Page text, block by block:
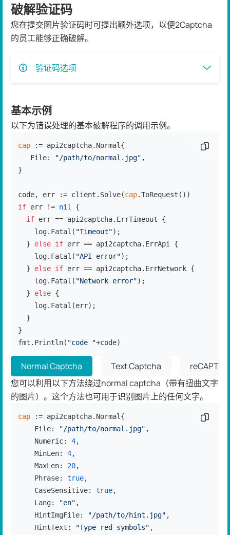
破解验证码
您在提交图片验证码时可提出额外选项，以便2Captcha
的员工能够正确破解。
验证码选项
基本示例
以下为错误处理的基本破解程序的调用示例。
cap := api2captcha.Normal{
   File:
"/path/to/normal.jpg" ,
}
code, err := client.Solve(cap
if err != nil
{
if err == api2captcha.ErrTimeout {
    log.Fatal(
"Timeout");
  }
else if err == api2captcha.ErrApi {
    log.Fatal(
"API error");
  }
else if err == api2captcha.ErrNetwork {
    log.Fatal(
"Network error");
  }
else {
    log.Fatal(err);
  }
}
fmt.Println( "code "+code)
复制代
Normal Captcha Text Captcha
您可以利用以下方法绕过normal captcha（带有扭曲文字
的图片）。这个方法也可用于识别图片上的任何文字。
cap := api2captcha.Normal{
    File:
"/path/to/normal.jpg" ,
    Numeric:
4,
    MinLen:
4,
    MaxLen:
20,
    Phrase:
true,
    CaseSensitive:
true,
    Lang:
"en" ,
    HintImgFile:
"/path/to/hint.jpg" ,
    HintText:
"Type red symbols" ,
复制代